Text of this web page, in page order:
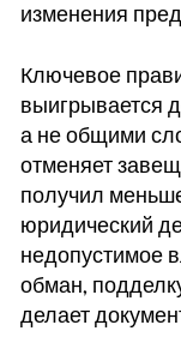
изменения
Ключевое
выигрывается
а не общими
отменяет
получил
юридический
недопустимое
обман,
делает